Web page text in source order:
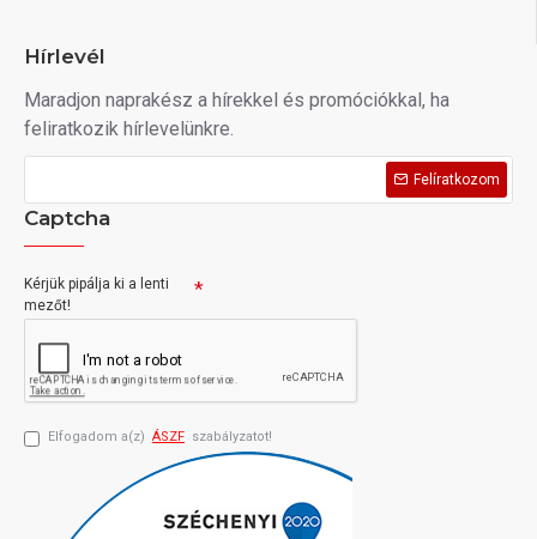
Hírlevél
Maradjon naprakész a hírekkel és promóciókkal, ha
feliratkozik hírlevelünkre.
Felíratkozom
Captcha
Kérjük pipálja ki a lenti
mezőt!
Elfogadom a(z) ÁSZF szabályzatot!